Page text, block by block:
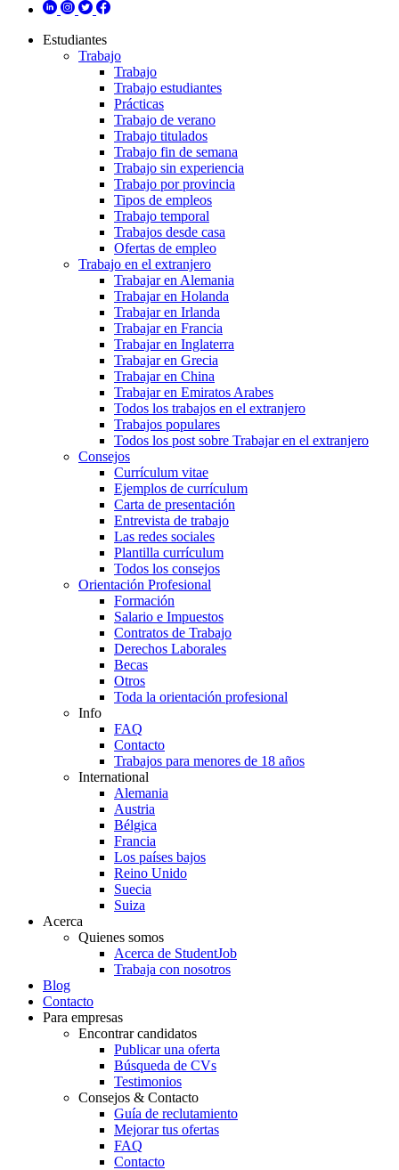
Estudiantes
Trabajo
Trabajo
Trabajo estudiantes
Prácticas
Trabajo de verano
Trabajo titulados
Trabajo fin de semana
Trabajo sin experiencia
Trabajo por provincia
Tipos de empleos
Trabajo temporal
Trabajos desde casa
Ofertas de empleo
Trabajo en el extranjero
Trabajar en Alemania
Trabajar en Holanda
Trabajar en Irlanda
Trabajar en Francia
Trabajar en Inglaterra
Trabajar en Grecia
Trabajar en China
Trabajar en Emiratos Arabes
Todos los trabajos en el extranjero
Trabajos populares
Todos los post sobre Trabajar en el extranjero
Consejos
Currículum vitae
Ejemplos de currículum
Carta de presentación
Entrevista de trabajo
Las redes sociales
Plantilla currículum
Todos los consejos
Orientación Profesional
Formación
Salario e Impuestos
Contratos de Trabajo
Derechos Laborales
Becas
Otros
Toda la orientación profesional
Info
FAQ
Contacto
Trabajos para menores de 18 años
International
Alemania
Austria
Bélgica
Francia
Los países bajos
Reino Unido
Suecia
Suiza
Acerca
Quienes somos
Acerca de StudentJob
Trabaja con nosotros
Blog
Contacto
Para empresas
Encontrar candidatos
Publicar una oferta
Búsqueda de CVs
Testimonios
Consejos & Contacto
Guía de reclutamiento
Mejorar tus ofertas
FAQ
Contacto